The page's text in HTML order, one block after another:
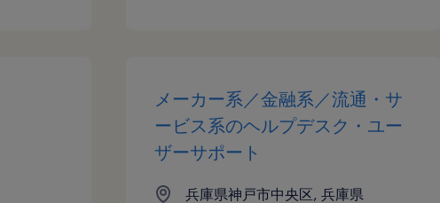
メーカー系／金融系／流通・サ
ービス系のヘルプデスク・ユー
ザーサポート
兵庫県神戸市中央区, 兵庫県